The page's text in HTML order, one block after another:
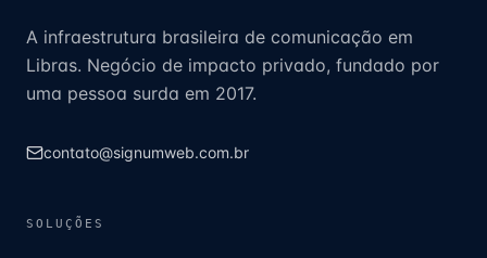
A infraestrutura brasileira de comunicação em
Libras. Negócio de impacto privado, fundado por
uma pessoa surda em 2017.
contato@signumweb.com.br
SOLUÇÕES